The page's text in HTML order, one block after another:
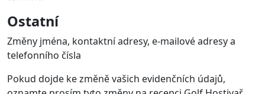
Ostatní
Změny jména, kontaktní adresy, e-mailové adresy a
telefonního čísla
Pokud dojde ke změně vašich evidenčních údajů,